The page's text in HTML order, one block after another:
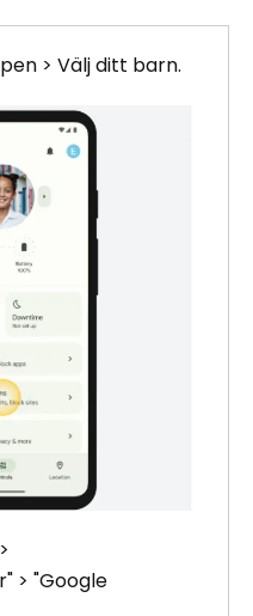
> Välj ditt barn.
> "Google